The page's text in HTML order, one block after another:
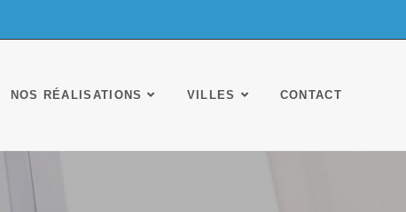
NOS RÉALISATIONS VILLES CONTACT